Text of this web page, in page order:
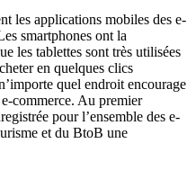
les applications mobiles des e-
smartphones ont la
les tablettes sont très utilisées
en quelques clics
quel endroit encourage
commerce. Au premier
pour l’ensemble des e-
et du BtoB une